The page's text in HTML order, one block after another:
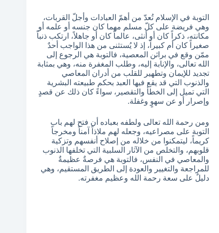
التوبة في الإسلام تُعدّ من أهمّ العبادات وأجلّ القربات،
وهي فريضة على كلّ مسلم مهما كان جنسه أو علمه أو
مكانته، ذكراً كان أو أنثى، عالماً كان أو جاهلاً، ارتكب ذنباً
صغيراً كان أم كبيراً، إذ لا يُستثنى من هذا الواجب أحدٌ
ممّن وقع في براثن المعصية، فالتوبة هي الرجوع إلى
الله تعالى، والإنابة إليه، وطلب المغفرة منه، وهي بمثابة
تجديد للإيمان وتطهير للقلب من أدران المعاصي
والذنوب التي قد يقع فيها العبد بحكم طبيعته البشرية
التي تميل إلى الخطأ والتقصير، سواءً كان ذلك عن قصدٍ
وإصرار أو عن سهوٍ وغفلة.
ومن رحمة الله تعالى ولطفه بعباده أن فتح لهم باب
التوبة على مصراعيه، وجعله لهم ملاذاً آمناً ومخرجاً
كريماً، ليتمكنوا من خلاله من إصلاح أنفسهم وتزكية
قلوبهم، والتخلص من الآثار السلبية التي تخلفها الذنوب
والمعاصي في النفس، فالتوبة هي فرصةٌ عظيمةٌ
للمراجعة والتغيير والعودة إلى الطريق المستقيم، وهي
دليلٌ على سعة رحمة الله وعظيم مغفرته.